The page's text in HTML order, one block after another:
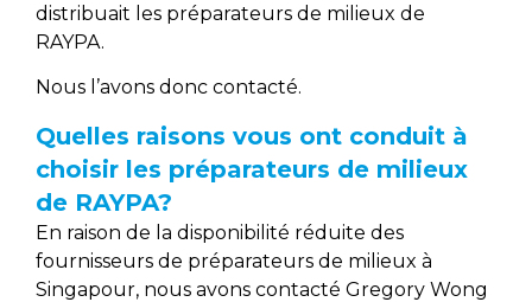
distribuait les préparateurs de milieux de
RAYPA.
Nous l’avons donc contacté.
Quelles raisons vous ont conduit à
choisir les préparateurs de milieux
de RAYPA?
En raison de la disponibilité réduite des
fournisseurs de préparateurs de milieux à
Singapour, nous avons contacté Gregory Wong